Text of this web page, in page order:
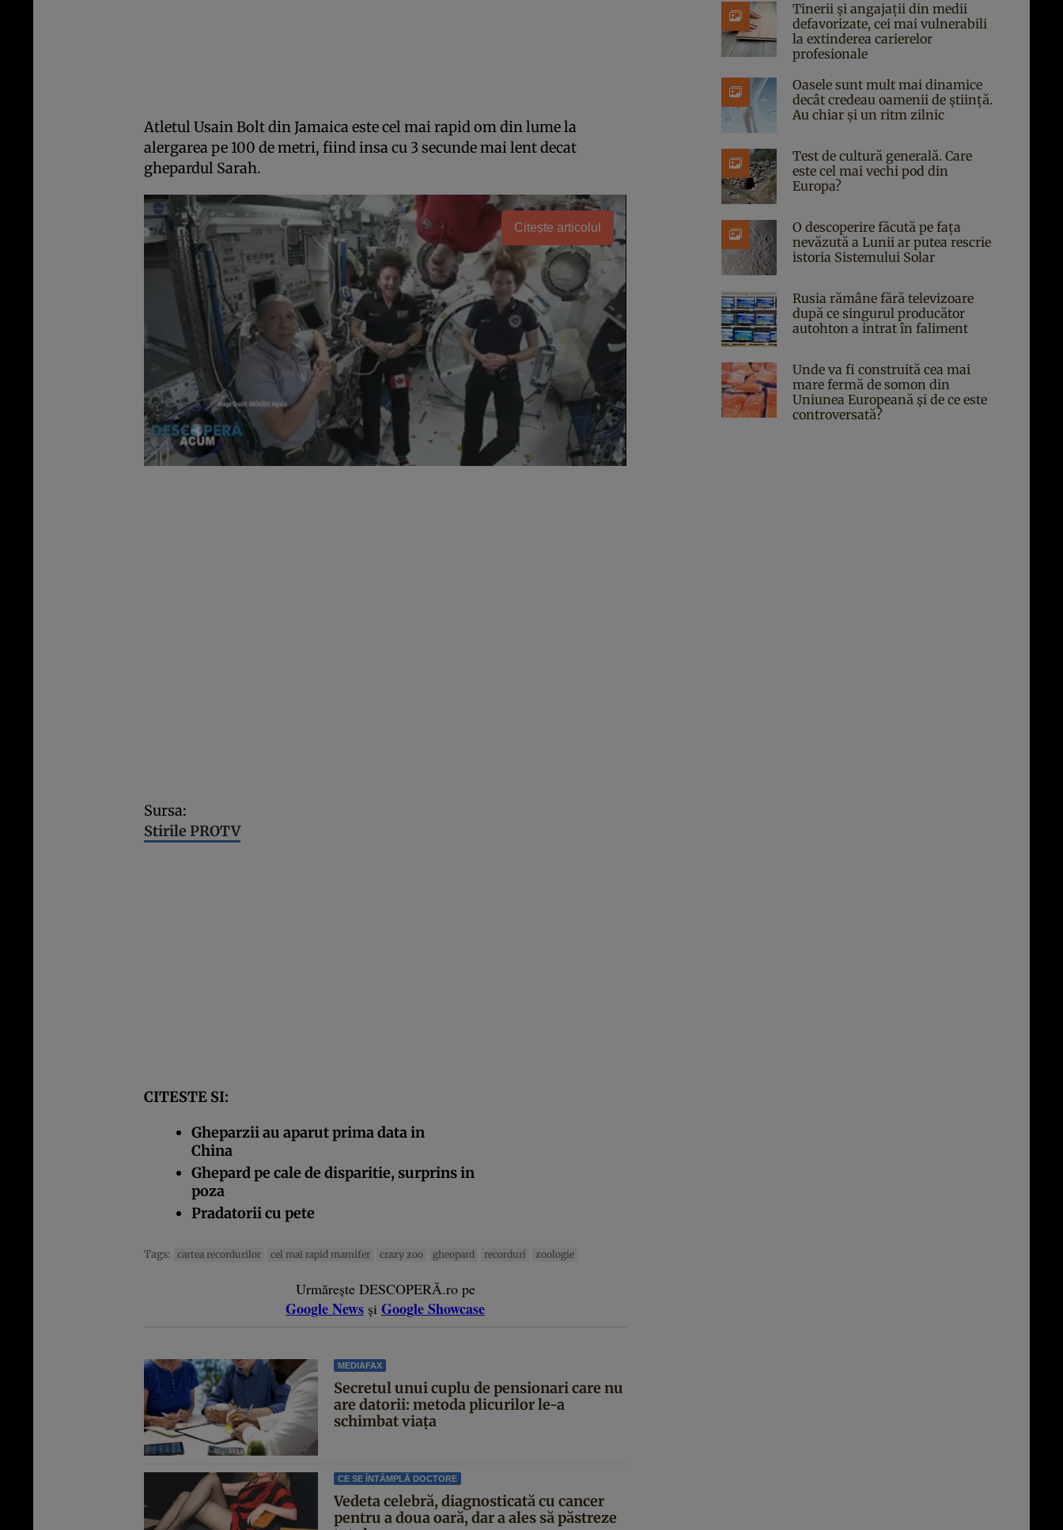
Atletul Usain Bolt din Jamaica este cel mai rapid om din lume la
alergarea pe 100 de metri, fiind insa cu 3 secunde mai lent decat
ghepardul Sarah.
Citește articolul
Sursa:
Stirile PROTV
CITESTE SI:
Gheparzii au aparut prima data in
China
Ghepard pe cale de disparitie, surprins in
poza
Pradatorii cu pete
Tags: cartea recordurilor cel mai rapid mamifer crazy zoo gheopard recorduri zoologie
Urmărește DESCOPERĂ.ro pe
Google News și Google Showcase
MEDIAFAX
Secretul unui cuplu de pensionari care nu
are datorii: metoda plicurilor le-a
schimbat viața
CE SE ÎNTÂMPLĂ DOCTORE
Vedeta celebră, diagnosticată cu cancer
pentru a doua oară, dar a ales să păstreze
Tinerii și angajații din medii
defavorizate, cei mai vulnerabili
la extinderea carierelor
profesionale
Oasele sunt mult mai dinamice
decât credeau oamenii de știință.
Au chiar și un ritm zilnic
Test de cultură generală. Care
este cel mai vechi pod din
Europa?
O descoperire făcută pe fața
nevăzută a Lunii ar putea rescrie
istoria Sistemului Solar
Rusia rămâne fără televizoare
după ce singurul producător
autohton a intrat în faliment
Unde va fi construită cea mai
mare fermă de somon din
Uniunea Europeană și de ce este
controversată?